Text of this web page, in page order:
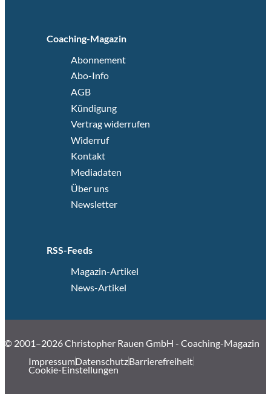
Coaching-Magazin
Abonnement
Abo-Info
AGB
Kündigung
Vertrag widerrufen
Widerruf
Kontakt
Mediadaten
Über uns
Newsletter
RSS-Feeds
Magazin-Artikel
News-Artikel
© 2001–2026 Christopher Rauen GmbH - Coaching-Magazin
ImpressumDatenschutzBarrierefreiheit
Cookie-Einstellungen